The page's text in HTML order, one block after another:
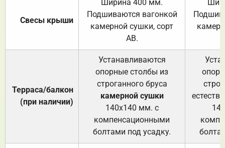
Свесы крыши
Ширина 400 мм.
Подшиваются вагонкой
камерной сушки, сорт
АВ.
Терраса/балкон
(при наличии)
Устанавливаются
опорные столбы из
строганного бруса
камерной сушки
140х140 мм. с
компенсационными
болтами под усадку.